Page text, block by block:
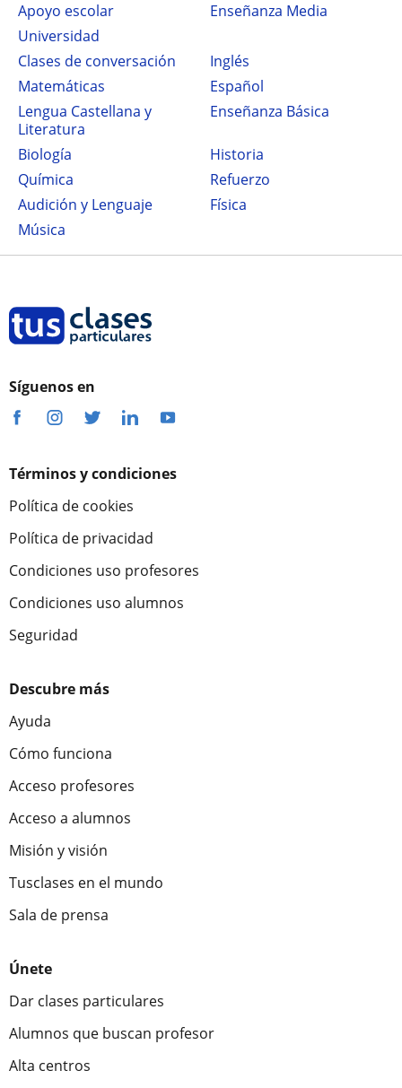
Apoyo escolar
Enseñanza Media
Universidad
Clases de conversación
Inglés
Matemáticas
Español
Lengua Castellana y
Literatura
Enseñanza Básica
Biología
Historia
Química
Refuerzo
Audición y Lenguaje
Física
Música
Síguenos en
Términos y condiciones
Política de cookies
Política de privacidad
Condiciones uso profesores
Condiciones uso alumnos
Seguridad
Descubre más
Ayuda
Cómo funciona
Acceso profesores
Acceso a alumnos
Misión y visión
Tusclases en el mundo
Sala de prensa
Únete
Dar clases particulares
Alumnos que buscan profesor
Alta centros